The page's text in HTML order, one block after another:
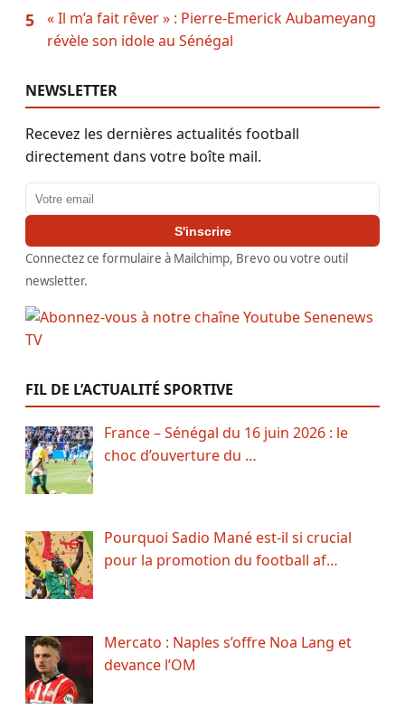
5
« Il m’a fait rêver » : Pierre-Emerick Aubameyang
révèle son idole au Sénégal
NEWSLETTER
Recevez les dernières actualités football
directement dans votre boîte mail.
Adresse email
S'inscrire
Connectez ce formulaire à Mailchimp, Brevo ou votre outil
newsletter.
FIL DE L’ACTUALITÉ SPORTIVE
France – Sénégal du 16 juin 2026 : le
choc d’ouverture du …
Pourquoi Sadio Mané est-il si crucial
pour la promotion du football af…
Mercato : Naples s’offre Noa Lang et
devance l’OM